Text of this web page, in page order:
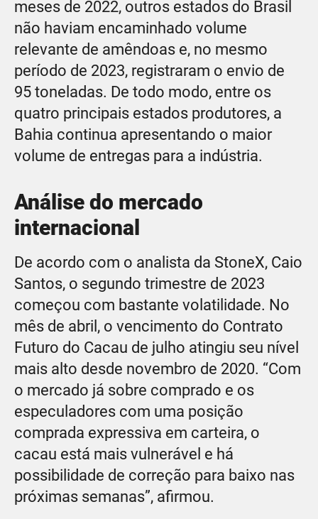
meses de 2022, outros estados do Brasil
não haviam encaminhado volume
relevante de amêndoas e, no mesmo
período de 2023, registraram o envio de
95 toneladas. De todo modo, entre os
quatro principais estados produtores, a
Bahia continua apresentando o maior
volume de entregas para a indústria.
Análise do mercado
internacional
De acordo com o analista da StoneX, Caio
Santos, o segundo trimestre de 2023
começou com bastante volatilidade. No
mês de abril, o vencimento do Contrato
Futuro do Cacau de julho atingiu seu nível
mais alto desde novembro de 2020. “Com
o mercado já sobre comprado e os
especuladores com uma posição
comprada expressiva em carteira, o
cacau está mais vulnerável e há
possibilidade de correção para baixo nas
próximas semanas”, afirmou.